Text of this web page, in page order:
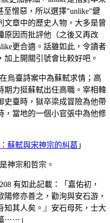
至憎惡，所以選擇"unlike"鍵
文章中的歷史人物，大多是曾
原因而批評他（之後又再改
更合適。話雖如此，令讀者
上開關引號會比較好吧。
烏臺詩案中為蘇軾求情；高
期力挺蘇軾出任高職。宰相韓
史臺時，獄卒梁成冒險為他帶
，當地的一個小官張中為他修
蘇軾與宋神宗的糾葛 」
神宗和哲宗。
有如此記載：「嘉佑初，
修亦善之，勸洵與安石游，
知其人矣。』安石母死，士大
⋯⋯」